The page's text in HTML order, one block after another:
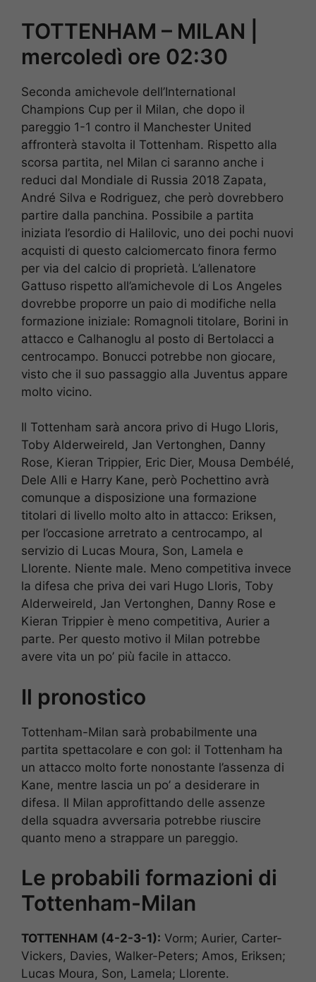
TOTTENHAM – MILAN |
mercoledì ore 02:30
Seconda amichevole dell’International
Champions Cup per il Milan, che dopo il
pareggio 1-1 contro il Manchester United
affronterà stavolta il Tottenham. Rispetto alla
scorsa partita, nel Milan ci saranno anche i
reduci dal Mondiale di Russia 2018 Zapata,
André Silva e Rodriguez, che però dovrebbero
partire dalla panchina. Possibile a partita
iniziata l’esordio di Halilovic, uno dei pochi nuovi
acquisti di questo calciomercato finora fermo
per via del calcio di proprietà. L’allenatore
Gattuso rispetto all’amichevole di Los Angeles
dovrebbe proporre un paio di modifiche nella
formazione iniziale: Romagnoli titolare, Borini in
attacco e Calhanoglu al posto di Bertolacci a
centrocampo. Bonucci potrebbe non giocare,
visto che il suo passaggio alla Juventus appare
molto vicino.
Il Tottenham sarà ancora privo di Hugo Lloris,
Toby Alderweireld, Jan Vertonghen, Danny
Rose, Kieran Trippier, Eric Dier, Mousa Dembélé,
Dele Alli e Harry Kane, però Pochettino avrà
comunque a disposizione una formazione
titolari di livello molto alto in attacco: Eriksen,
per l’occasione arretrato a centrocampo, al
servizio di Lucas Moura, Son, Lamela e
Llorente. Niente male. Meno competitiva invece
la difesa che priva dei vari Hugo Lloris, Toby
Alderweireld, Jan Vertonghen, Danny Rose e
Kieran Trippier è meno competitiva, Aurier a
parte. Per questo motivo il Milan potrebbe
avere vita un po’ più facile in attacco.
Il pronostico
Tottenham-Milan sarà probabilmente una
partita spettacolare e con gol: il Tottenham ha
un attacco molto forte nonostante l’assenza di
Kane, mentre lascia un po’ a desiderare in
difesa. Il Milan approfittando delle assenze
della squadra avversaria potrebbe riuscire
quanto meno a strappare un pareggio.
Le probabili formazioni di
Tottenham-Milan
TOTTENHAM (4-2-3-1): Vorm; Aurier, Carter-
Vickers, Davies, Walker-Peters; Amos, Eriksen;
Lucas Moura, Son, Lamela; Llorente.